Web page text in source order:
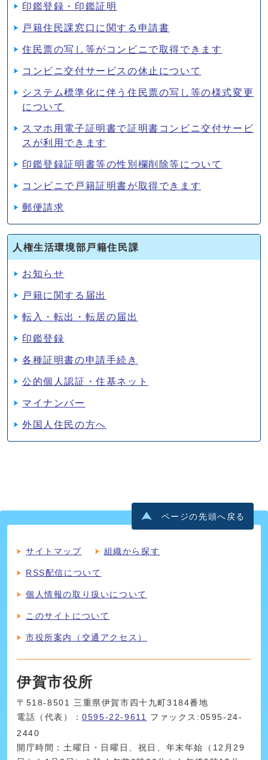
印鑑登録・印鑑証明
戸籍住民課窓口に関する申請書
住民票の写し等がコンビニで取得できます
コンビニ交付サービスの休止について
システム標準化に伴う住民票の写し等の様式変更
について
スマホ用電子証明書で証明書コンビニ交付サービ
スが利用できます
印鑑登録証明書等の性別欄削除等について
コンビニで戸籍証明書が取得できます
郵便請求
人権生活環境部戸籍住民課
お知らせ
戸籍に関する届出
転入・転出・転居の届出
印鑑登録
各種証明書の申請手続き
公的個人認証・住基ネット
マイナンバー
外国人住民の方へ
ページの先頭へ戻る
サイトマップ 組織から探す
RSS配信について
個人情報の取り扱いについて
このサイトについて
市役所案内（交通アクセス）
伊賀市役所
〒518-8501 三重県伊賀市四十九町3184番地
電話（代表）：0595-22-9611
ファックス:0595-24-
2440
開庁時間：土曜日・日曜日、祝日、年末年始（12月29